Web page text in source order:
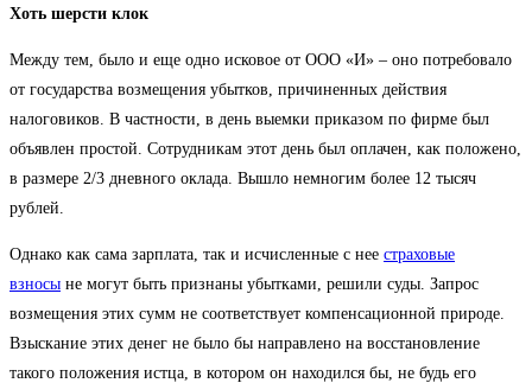
Хоть шерсти клок
Между тем, было и еще одно исковое от ООО «И» – оно потребовало
от государства возмещения убытков, причиненных действия
налоговиков. В частности, в день выемки приказом по фирме был
объявлен простой. Сотрудникам этот день был оплачен, как положено,
в размере 2/3 дневного оклада. Вышло немногим более 12 тысяч
рублей.
Однако как сама зарплата, так и исчисленные с нее страховые
взносы не могут быть признаны убытками, решили суды. Запрос
возмещения этих сумм не соответствует компенсационной природе.
Взыскание этих денег не было бы направлено на восстановление
такого положения истца, в котором он находился бы, не будь его